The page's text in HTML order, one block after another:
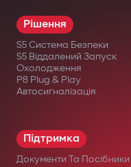
Рішення
S5 Система Безпеки
S5 Віддалений Запуск
Охолодження
P8 Plug & Play
Автосигналізація
Підтримка
Документи Та Посібники